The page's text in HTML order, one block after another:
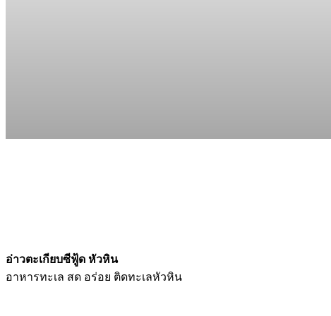
อ่าวตะเกียบซีฟู้ด หัวหิน
อาหารทะเล สด อร่อย ติดทะเลหัวหิน